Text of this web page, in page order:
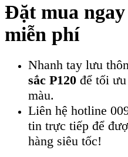
Đặt mua
miễn phí
Nhanh tay lưu
sắc P120 để tối
màu.
Liên hệ hotline
tin trực tiếp để
hàng siêu tốc!